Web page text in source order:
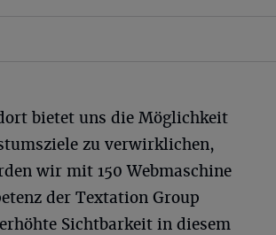
bietet uns die Möglichkeit
zu verwirklichen,
wir mit 150 Webmaschine
der Textation Group
Sichtbarkeit in diesem